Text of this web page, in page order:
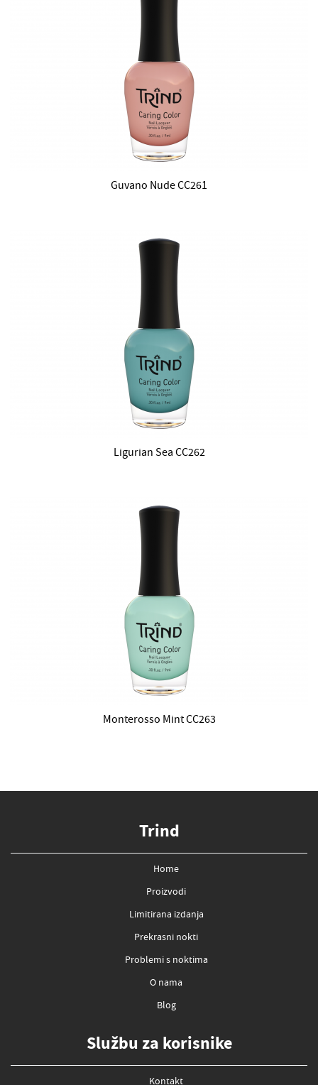
Guvano Nude CC261
Ligurian Sea CC262
Monterosso Mint CC263
Trind
Home
Proizvodi
Limitirana izdanja
Prekrasni nokti
Problemi s noktima
O nama
Blog
Službu za korisnike